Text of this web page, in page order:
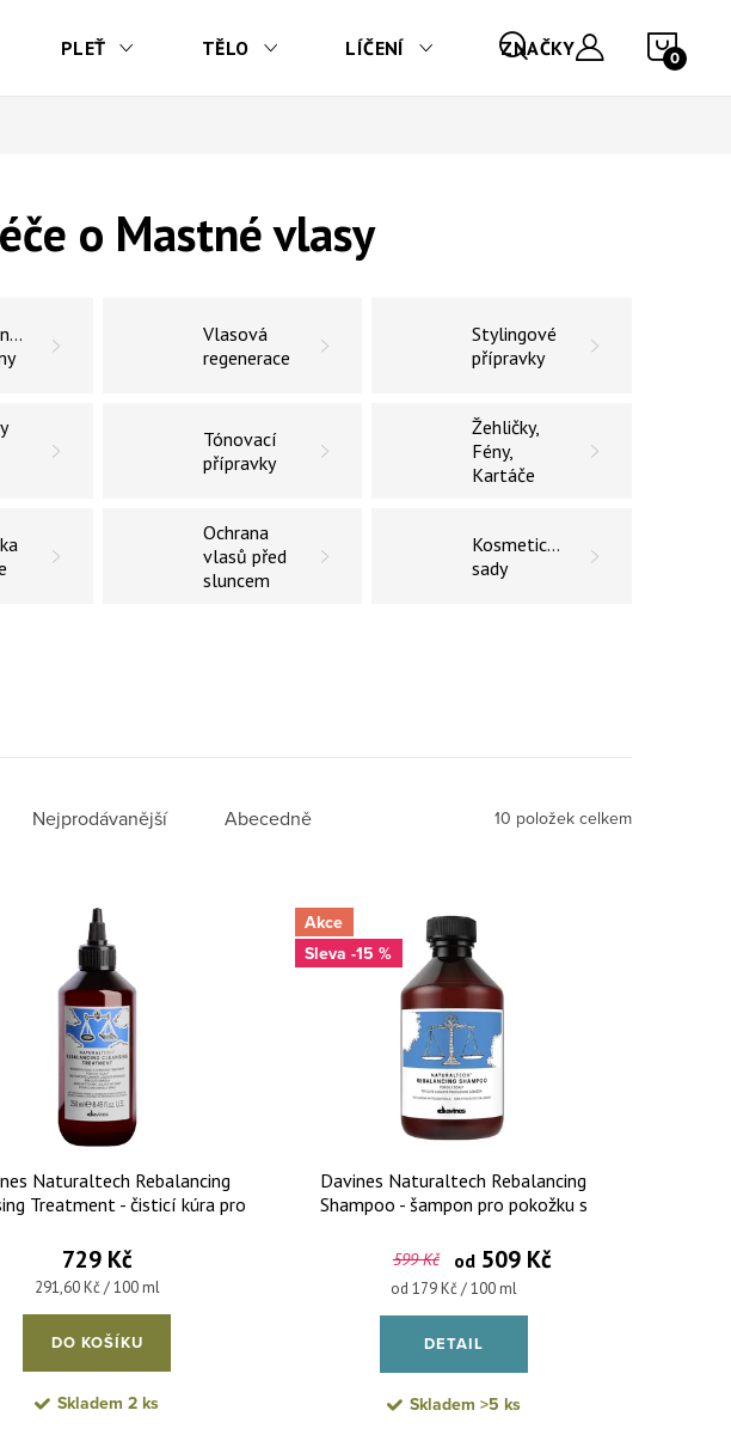
PLEŤ TĚLO LÍČENÍ ZNAČKY
o Mastné vlasy
Vlasová
regenerace
Stylingové
přípravky
Tónovací
přípravky
Žehličky,
Fény,
Kartáče
Ochrana
vlasů před
sluncem
Kosmetické
sady
Nejprodávanější Abecedně 10 položek celkem
Naturaltech Rebalancing
Treatment - čisticí kúra pro
729 Kč
Měrná cena:
291,60 Kč / 100 ml
DO KOŠÍKU
Skladem2 ks
Akce
-15 %
Davines Naturaltech Rebalancing
Shampoo - šampon pro pokožku s
599 Kč od509 Kč
Měrná cena:
od 179 Kč / 100 ml
DETAIL
Skladem >5 ks